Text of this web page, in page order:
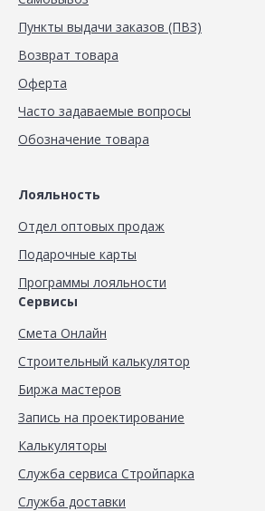
Пункты выдачи заказов (ПВЗ)
Возврат товара
Оферта
Часто задаваемые вопросы
Обозначение товара
Лояльность
Отдел оптовых продаж
Подарочные карты
Программы лояльности
Сервисы
Смета Онлайн
Строительный калькулятор
Биржа мастеров
Запись на проектирование
Калькуляторы
Служба сервиса Стройпарка
Служба доставки